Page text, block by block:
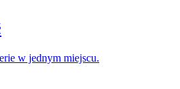
w jednym miejscu.